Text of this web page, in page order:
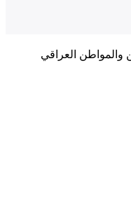
العراقي